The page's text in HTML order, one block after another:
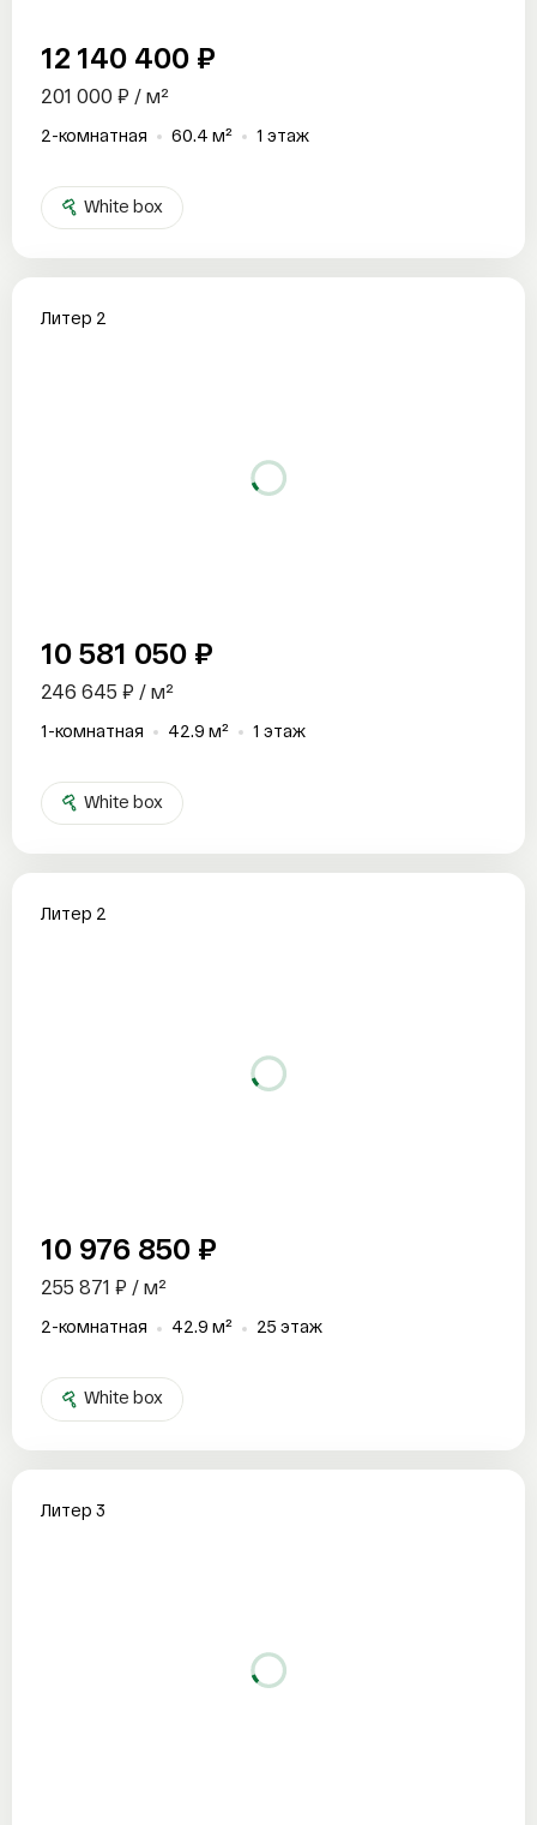
12 140 400 ₽
201 000 ₽ / м²
2-комнатная 60.4 м² 1 этаж
White box
Литер 2
10 581 050 ₽
246 645 ₽ / м²
1-комнатная 42.9 м² 1 этаж
White box
Литер 2
10 976 850 ₽
255 871 ₽ / м²
2-комнатная 42.9 м² 25 этаж
White box
Литер 3